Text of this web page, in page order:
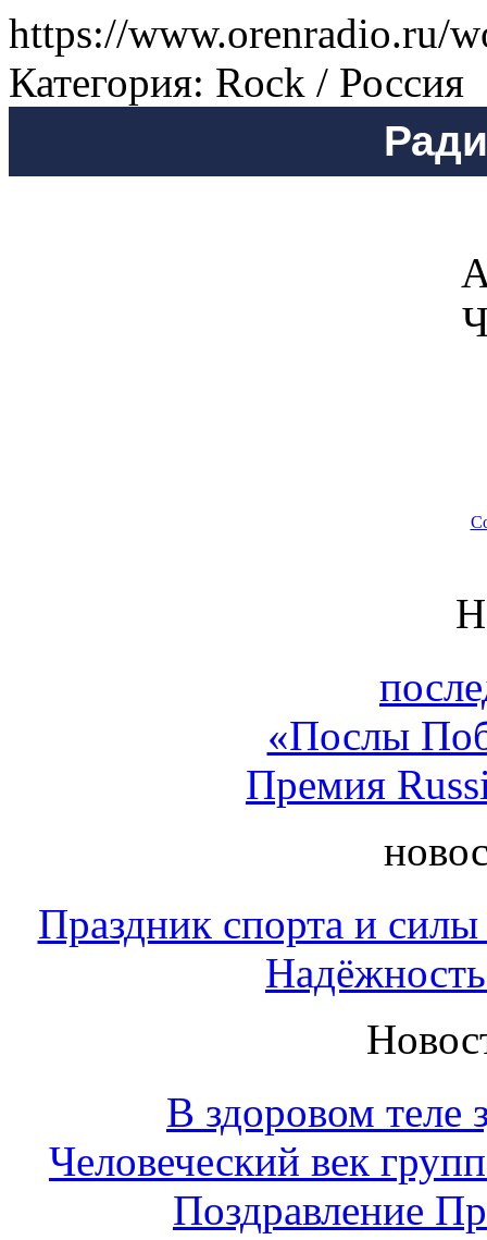
https://www.orenradio.ru/
Категория: Rock / Россия
«Послы
Премия
Праздник спорта и
В здоровом теле
Человеческий век
Поздравление